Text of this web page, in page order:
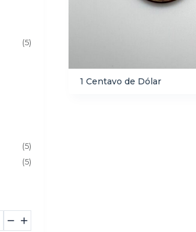
(5)
(5)
(5)
1 Centavo de Dólar